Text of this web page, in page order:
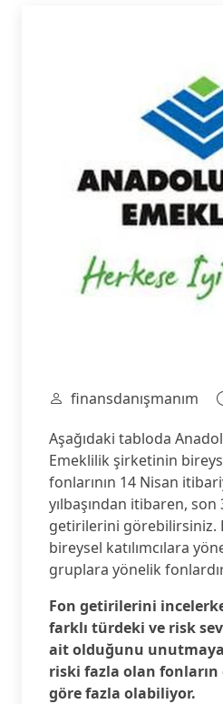
finansdanışmanım
Aşağıdaki tabloda
Emeklilik şirketinin
fonlarının 14 Nisan
yılbaşından itibaren, son
getirilerini görebilirsiniz.
bireysel katılımcılara
gruplara yönelik
Fon getirilerini
farklı türdeki ve risk
ait olduğunu
riski fazla olan
göre fazla olabiliyor.